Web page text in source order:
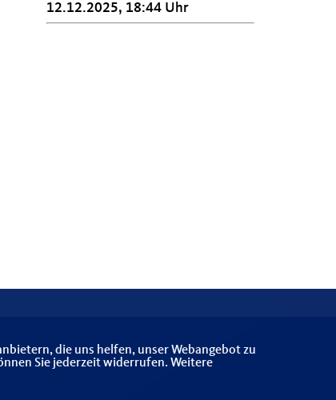
12.12.2025, 18:44 Uhr
die uns helfen, unser Webangebot zu
Sie jederzeit widerrufen. Weitere